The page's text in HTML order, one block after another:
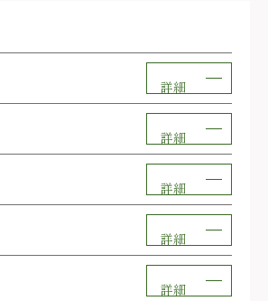
詳細
詳細
詳細
詳細
詳細